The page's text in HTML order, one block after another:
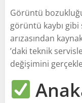
Görüntü
görüntü kaybı
arızasından
’daki teknik
değişimini